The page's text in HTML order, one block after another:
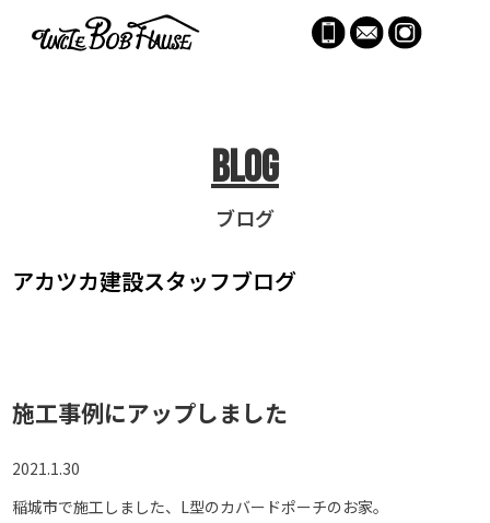
Blog
ブログ
アカツカ建設スタッフブログ
施工事例にアップしました
2021.1.30
稲城市で施工しました、L型のカバードポーチのお家。